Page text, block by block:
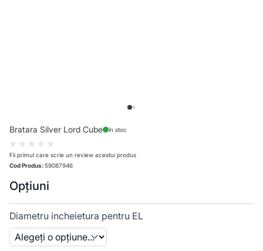
Bratara Silver Lord Cube în stoc
Fii primul care scrie un review acestui produs
Cod Produs:59087946
Opțiuni
Diametru incheietura pentru EL